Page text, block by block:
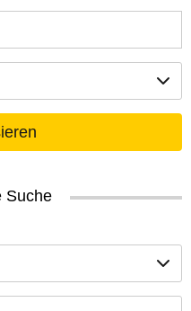
Suche